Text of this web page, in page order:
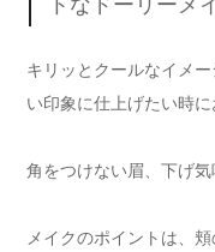
キリッとクールなイメ
い印象に仕上げたい時に
角をつけない眉、下げ気
メイクのポイントは、